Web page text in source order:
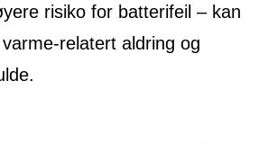
risiko for batterifeil – kan
relatert aldring og